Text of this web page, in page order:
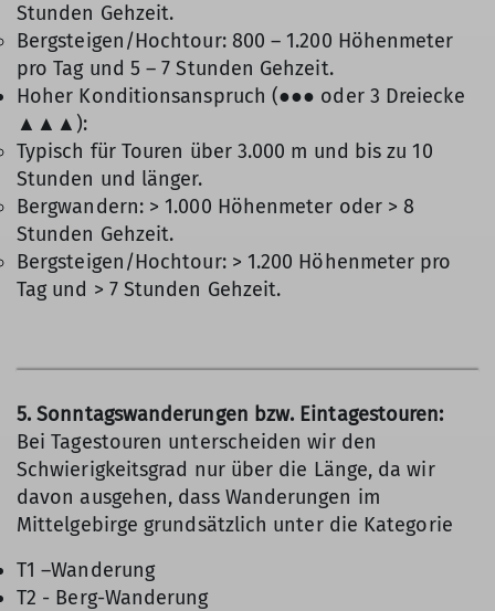
Stunden Gehzeit.
Bergsteigen/Hochtour: 800 – 1.200 Höhenmeter
pro Tag und 5 – 7 Stunden Gehzeit.
Hoher Konditionsanspruch (●●● oder 3 Dreiecke
▲▲▲):
Typisch für Touren über 3.000 m und bis zu 10
Stunden und länger.
Bergwandern: > 1.000 Höhenmeter oder > 8
Stunden Gehzeit.
Bergsteigen/Hochtour: > 1.200 Höhenmeter pro
Tag und > 7 Stunden Gehzeit.
5. Sonntagswanderungen bzw. Eintagestouren:
Bei Tagestouren unterscheiden wir den
Schwierigkeitsgrad nur über die Länge, da wir
davon ausgehen, dass Wanderungen im
Mittelgebirge grundsätzlich unter die Kategorie
T1 –Wanderung
T2 - Berg-Wanderung